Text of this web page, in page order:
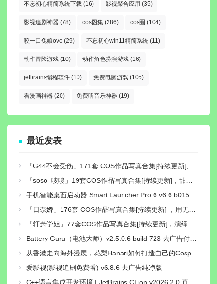
不忘初心精简系统下载 (16) 影视聚合应用 (35)
影视追剧神器 (78) cos图集 (286) cos圈 (104)
咬一口兔娘ovo (29) 不忘初心win11精简系统 (11)
动作冒险游戏 (10) 动作角色扮演游戏 (16)
jetbrains编程软件 (10) 免费电脑游戏 (105)
看漫画神器 (20) 免费听音乐神器 (19)
最近发表
「G44不会受伤」171套 COS作品写真合集[持续更新],独特可爱的二次元小仙女，让你的心跳加速！
「soso_嗖嗖」19套COS作品写真合集[持续更新]，甜美系Coser作品与社交账号介绍
手机智能桌面启动器 Smart Launcher Pro 6 v6.6 b015 付费高级版
「日奈娇」176套 COS作品写真合集[持续更新] ，用无敌童颜的魅力征服了无数粉丝的心
「轩萧学姐」77套COS作品写真合集[持续更新]，演绎二次元梦想的使者
Battery Guru（电池大师）v2.5.0.6 build 723 去广告付费汉化解锁版
从香港走向海外漫展，花梨Hanari如何打造自己的Cosplay个人品牌？
爱影视(影视追剧免费看) v6.8.6 去广告纯净版
C++语言集成开发环境 | JetBrains CLion v2026.2.0 直装激活版